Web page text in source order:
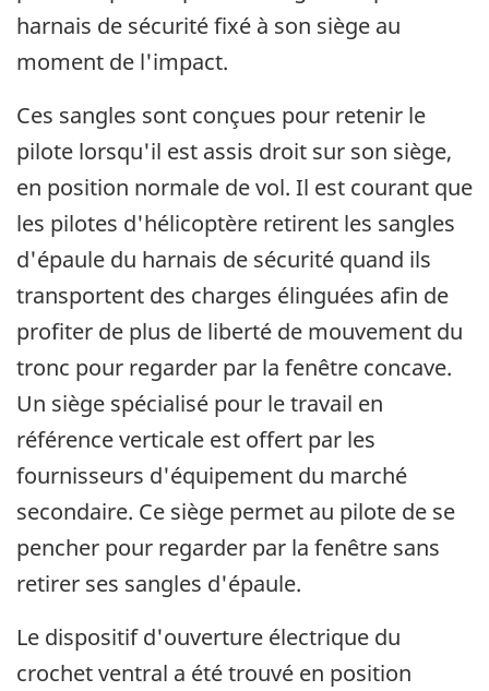
harnais de sécurité fixé à son siège au
moment de l'impact.
Ces sangles sont conçues pour retenir le
pilote lorsqu'il est assis droit sur son siège,
en position normale de vol. Il est courant que
les pilotes d'hélicoptère retirent les sangles
d'épaule du harnais de sécurité quand ils
transportent des charges élinguées afin de
profiter de plus de liberté de mouvement du
tronc pour regarder par la fenêtre concave.
Un siège spécialisé pour le travail en
référence verticale est offert par les
fournisseurs d'équipement du marché
secondaire. Ce siège permet au pilote de se
pencher pour regarder par la fenêtre sans
retirer ses sangles d'épaule.
Le dispositif d'ouverture électrique du
crochet ventral a été trouvé en position